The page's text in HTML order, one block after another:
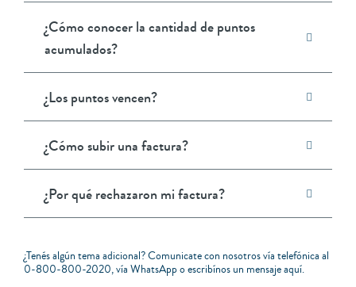
¿Cómo conocer la cantidad de puntos
acumulados?
¿Los puntos vencen?
¿Cómo subir una factura?
¿Por qué rechazaron mi factura?
¿Tenés algún tema adicional? Comunicate con nosotros vía telefónica al
0-800-800-2020, vía WhatsApp o escribínos un mensajeaquí.